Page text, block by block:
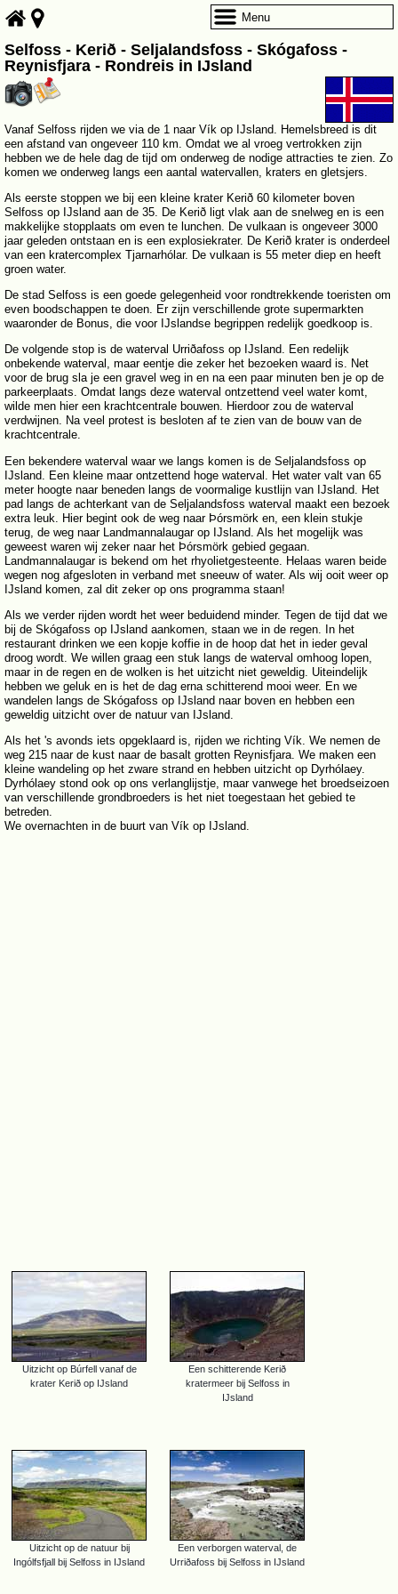
Selfoss - Kerið - Seljalandsfoss - Skógafoss -
Reynisfjara - Rondreis in IJsland
Vanaf Selfoss rijden we via de 1 naar Vík op IJsland. Hemelsbreed is dit
een afstand van ongeveer 110 km. Omdat we al vroeg vertrokken zijn
hebben we de hele dag de tijd om onderweg de nodige attracties te zien. Zo
komen we onderweg langs een aantal watervallen, kraters en gletsjers.
Als eerste stoppen we bij een kleine krater Kerið 60 kilometer boven
Selfoss op IJsland aan de 35. De Kerið ligt vlak aan de snelweg en is een
makkelijke stopplaats om even te lunchen. De vulkaan is ongeveer 3000
jaar geleden ontstaan en is een explosiekrater. De Kerið krater is onderdeel
van een kratercomplex Tjarnarhólar. De vulkaan is 55 meter diep en heeft
groen water.
De stad Selfoss is een goede gelegenheid voor rondtrekkende toeristen om
even boodschappen te doen. Er zijn verschillende grote supermarkten
waaronder de Bonus, die voor IJslandse begrippen redelijk goedkoop is.
De volgende stop is de waterval Urriðafoss op IJsland. Een redelijk
onbekende waterval, maar eentje die zeker het bezoeken waard is. Net
voor de brug sla je een gravel weg in en na een paar minuten ben je op de
parkeerplaats. Omdat langs deze waterval ontzettend veel water komt,
wilde men hier een krachtcentrale bouwen. Hierdoor zou de waterval
verdwijnen. Na veel protest is besloten af te zien van de bouw van de
krachtcentrale.
Een bekendere waterval waar we langs komen is de Seljalandsfoss op
IJsland. Een kleine maar ontzettend hoge waterval. Het water valt van 65
meter hoogte naar beneden langs de voormalige kustlijn van IJsland. Het
pad langs de achterkant van de Seljalandsfoss waterval maakt een bezoek
extra leuk. Hier begint ook de weg naar Þórsmörk en, een klein stukje
terug, de weg naar Landmannalaugar op IJsland. Als het mogelijk was
geweest waren wij zeker naar het Þórsmörk gebied gegaan.
Landmannalaugar is bekend om het rhyolietgesteente. Helaas waren beide
wegen nog afgesloten in verband met sneeuw of water. Als wij ooit weer op
IJsland komen, zal dit zeker op ons programma staan!
Als we verder rijden wordt het weer beduidend minder. Tegen de tijd dat we
bij de Skógafoss op IJsland aankomen, staan we in de regen. In het
restaurant drinken we een kopje koffie in de hoop dat het in ieder geval
droog wordt. We willen graag een stuk langs de waterval omhoog lopen,
maar in de regen en de wolken is het uitzicht niet geweldig. Uiteindelijk
hebben we geluk en is het de dag erna schitterend mooi weer. En we
wandelen langs de Skógafoss op IJsland naar boven en hebben een
geweldig uitzicht over de natuur van IJsland.
Als het 's avonds iets opgeklaard is, rijden we richting Vík. We nemen de
weg 215 naar de kust naar de basalt grotten Reynisfjara. We maken een
kleine wandeling op het zware strand en hebben uitzicht op Dyrhólaey.
Dyrhólaey stond ook op ons verlanglijstje, maar vanwege het broedseizoen
van verschillende grondbroeders is het niet toegestaan het gebied te
betreden.
We overnachten in de buurt van Vík op IJsland.
Uitzicht op Búrfell vanaf de
krater Kerið op IJsland
Een schitterende Kerið
kratermeer bij Selfoss in
IJsland
Uitzicht op de natuur bij
Ingólfsfjall bij Selfoss in IJsland
Een verborgen waterval, de
Urriðafoss bij Selfoss in IJsland
Menu